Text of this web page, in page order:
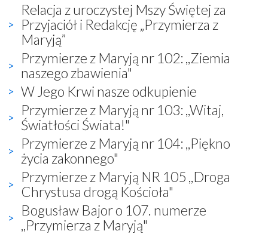
Relacja z uroczystej Mszy Świętej za
Przyjaciół i Redakcję „Przymierza z
Maryją”
Przymierze z Maryją nr 102: ,,Ziemia
naszego zbawienia"
W Jego Krwi nasze odkupienie
Przymierze z Maryją nr 103: ,,Witaj,
Światłości Świata!"
Przymierze z Maryją nr 104: ,,Piękno
życia zakonnego"
Przymierze z Maryją NR 105 ,,Droga
Chrystusa drogą Kościoła"
Bogusław Bajor o 107. numerze
,,Przymierza z Maryją"